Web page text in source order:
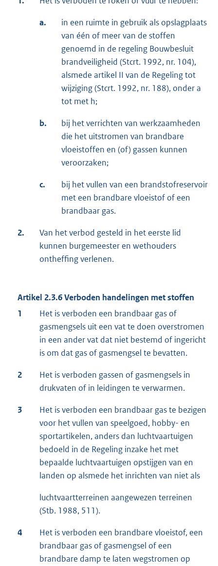
a.
in een ruimte in gebruik als opslagplaats
van één of meer van de stoffen
genoemd in de regeling Bouwbesluit
brandveiligheid (Stcrt. 1992, nr. 104),
alsmede artikel II van de Regeling tot
wijziging (Stcrt. 1992, nr. 188), onder a
tot met h;
b.
bij het verrichten van werkzaamheden
die het uitstromen van brandbare
vloeistoffen en (of) gassen kunnen
veroorzaken;
c.
bij het vullen van een brandstofreservoir
met een brandbare vloeistof of een
brandbaar gas.
2.
Van het verbod gesteld in het eerste lid
kunnen burgemeester en wethouders
ontheffing verlenen.
Artikel 2.3.6 Verboden handelingen met stoffen
1
Het is verboden een brandbaar gas of
gasmengsels uit een vat te doen overstromen
in een ander vat dat niet bestemd of ingericht
is om dat gas of gasmengsel te bevatten.
2
Het is verboden gassen of gasmengsels in
drukvaten of in leidingen te verwarmen.
3
Het is verboden een brandbaar gas te bezigen
voor het vullen van speelgoed, hobby- en
sportartikelen, anders dan luchtvaartuigen
bedoeld in de Regeling inzake het met
bepaalde luchtvaartuigen opstijgen van en
landen op alsmede het inrichten van niet als
luchtvaartterreinen aangewezen terreinen
(Stb. 1988, 511).
4
Het is verboden een brandbare vloeistof, een
brandbaar gas of gasmengsel of een
brandbare damp te laten wegstromen op